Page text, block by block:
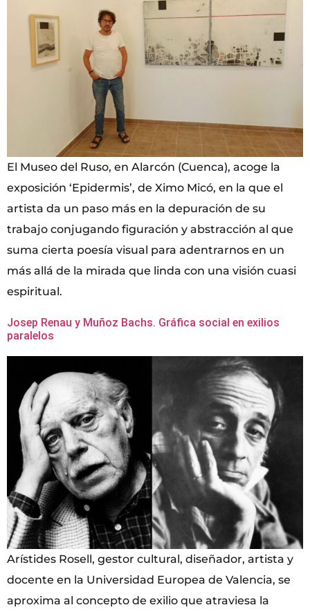
El Museo del Ruso, en Alarcón (Cuenca), acoge la
exposición ‘Epidermis’, de Ximo Micó, en la que el
artista da un paso más en la depuración de su
trabajo conjugando figuración y abstracción al que
suma cierta poesía visual para adentrarnos en un
más allá de la mirada que linda con una visión cuasi
espiritual.
Josep Renau y Muñoz Bachs. Gráfica social en exilios
paralelos
Arístides Rosell, gestor cultural, diseñador, artista y
docente en la Universidad Europea de Valencia, se
aproxima al concepto de exilio que atraviesa la